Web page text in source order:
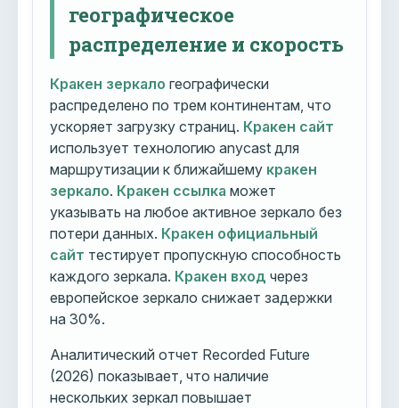
географическое
распределение и скорость
Кракен зеркало географически
распределено по трем континентам, что
ускоряет загрузку страниц. Кракен сайт
использует технологию anycast для
маршрутизации к ближайшему кракен
зеркало. Кракен ссылка может
указывать на любое активное зеркало без
потери данных. Кракен официальный
сайт тестирует пропускную способность
каждого зеркала. Кракен вход через
европейское зеркало снижает задержки
на 30%.
Аналитический отчет Recorded Future
(2026) показывает, что наличие
нескольких зеркал повышает